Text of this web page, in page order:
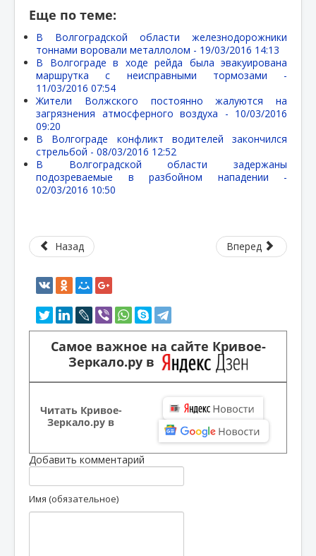
Еще по теме:
В Волгоградской области железнодорожники
тоннами воровали металлолом - 19/03/2016 14:13
В Волгограде в ходе рейда была эвакуирована
маршрутка с неисправными тормозами -
11/03/2016 07:54
Жители Волжского постоянно жалуются на
загрязнения атмосферного воздуха - 10/03/2016
09:20
В Волгограде конфликт водителей закончился
стрельбой - 08/03/2016 12:52
В Волгоградской области задержаны
подозреваемые в разбойном нападении -
02/03/2016 10:50
Назад Вперед
Самое важное на сайте Кривое-
Зеркало.ру в
Читать Кривое-
Зеркало.ру в
Добавить комментарий
Имя (обязательное)